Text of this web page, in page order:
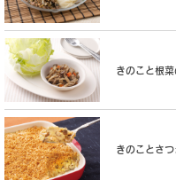
きのこと根
きのことさ